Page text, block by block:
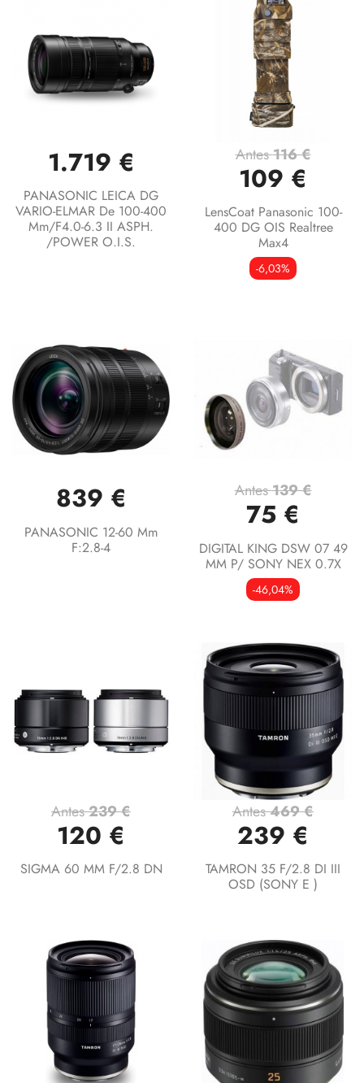
1.719 €
PANASONIC LEICA DG
VARIO-ELMAR De 100-400
Mm/F4.0-6.3 II ASPH.
/POWER O.I.S.
Antes116 €
109 €
LensCoat Panasonic 100-
400 DG OIS Realtree
Max4
-6,03%
839 €
PANASONIC 12-60 Mm
F:2.8-4
Antes139 €
75 €
DIGITAL KING DSW 07 49
MM P/ SONY NEX 0.7X
-46,04%
Antes239 €
120 €
SIGMA 60 MM F/2.8 DN
Antes469 €
239 €
TAMRON 35 F/2.8 DI III
OSD (SONY E )